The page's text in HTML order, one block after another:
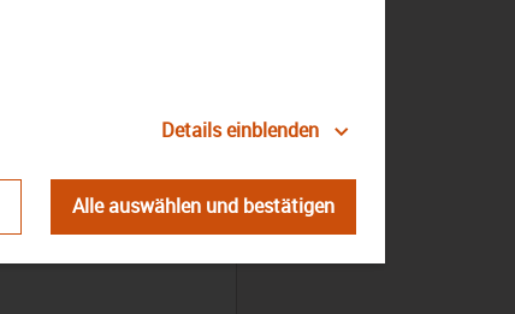
Details einblenden
Alle auswählen und bestätigen